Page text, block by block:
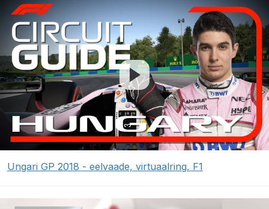
Ungari GP 2018 - eelvaade, virtuaalring, F1